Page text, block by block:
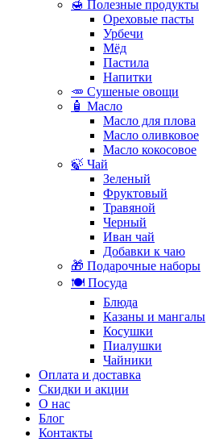
🍯 Полезные продукты
Ореховые пасты
Урбечи
Мёд
Пастила
Напитки
🥕 Сушеные овощи
🧴 Масло
Масло для плова
Масло оливковое
Масло кокосовое
🍃 Чай
Зеленый
Фруктовый
Травяной
Черный
Иван чай
Добавки к чаю
🎁 Подарочные наборы
🍽️ Посуда
Блюда
Казаны и мангалы
Косушки
Пиалушки
Чайники
Оплата и доставка
Скидки и акции
О нас
Блог
Контакты